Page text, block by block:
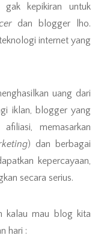
kepikiran untuk
dan blogger lho.
internet yang
uang dari
iklan, blogger yang
memasarkan
) dan berbagai
kepercayaan,
secara serius.
kalau mau blog kita
hari :